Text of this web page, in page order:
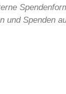
und Spenden